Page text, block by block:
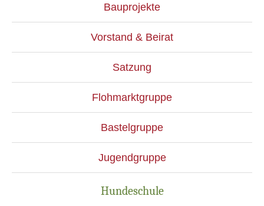
Bauprojekte
Vorstand & Beirat
Satzung
Flohmarktgruppe
Bastelgruppe
Jugendgruppe
Hundeschule